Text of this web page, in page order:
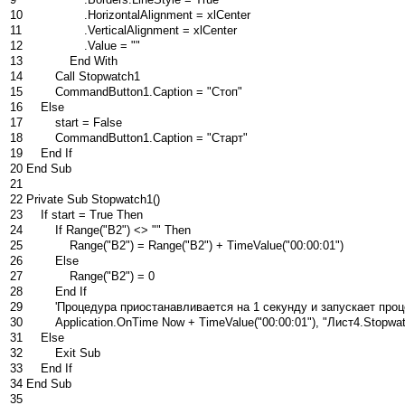
10
11
12
13
14
15
16
17
18
19
20
21
22
23
24
25
26
27
28
29
30
31
32
33
34
35
HorizontalAlignment = xlCenter
VerticalAlignment = xlCenter
Value = ""
End With
Call Stopwatch1
CommandButton1 Caption = "Стоп"
Else
start = False
CommandButton1 Caption = "Старт"
End If
End Sub
Private Sub Stopwatch1()
If start = True Then
If Range("B2") <> "" Then
Range("B2") = Range("B2") + TimeValue("00:00:01")
Else
Range("B2") = 0
End If
'Процедура приостанавливается на 1 секунду и запускает
Application OnTime Now + TimeValue("00:00:01")
Else
Exit Sub
End If
End Sub